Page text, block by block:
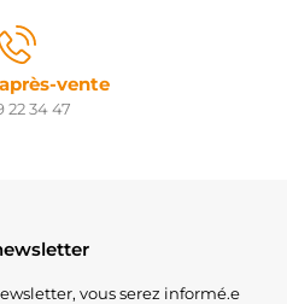
vente
22 34 47
vous serez informé.e